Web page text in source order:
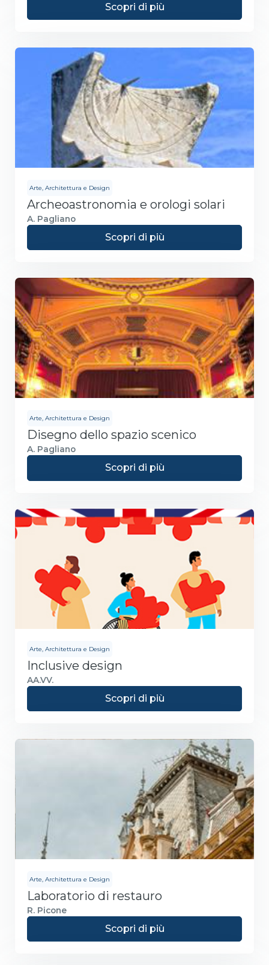
Scopri di più
Arte, Architettura e Design
Archeoastronomia e orologi solari
A. Pagliano
Scopri di più
Arte, Architettura e Design
Disegno dello spazio scenico
A. Pagliano
Scopri di più
Arte, Architettura e Design
Inclusive design
AA.VV.
Scopri di più
Arte, Architettura e Design
Laboratorio di restauro
R. Picone
Scopri di più